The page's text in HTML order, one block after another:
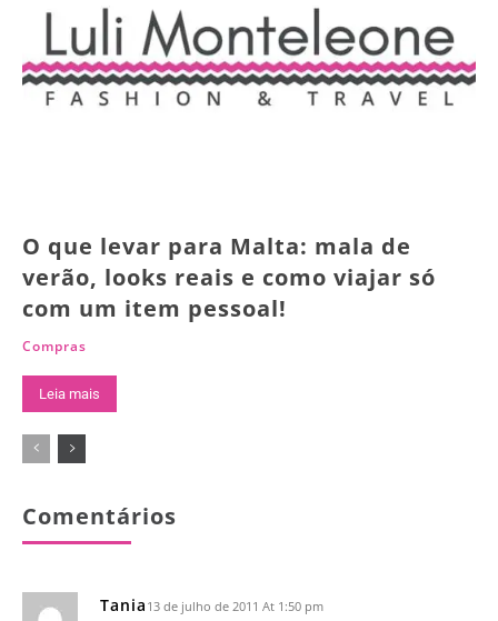
O que levar para Malta: mala de
verão, looks reais e como viajar só
com um item pessoal!
Compras
Leia mais
Comentários
Tania 13 de julho de 2011 At 1:50 pm